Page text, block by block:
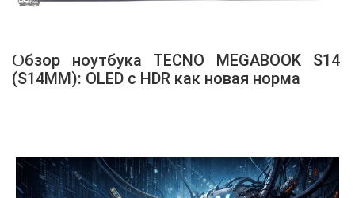
Обзор ноутбука TECNO MEGABOOK S14
(S14MM): OLED с HDR как новая норма